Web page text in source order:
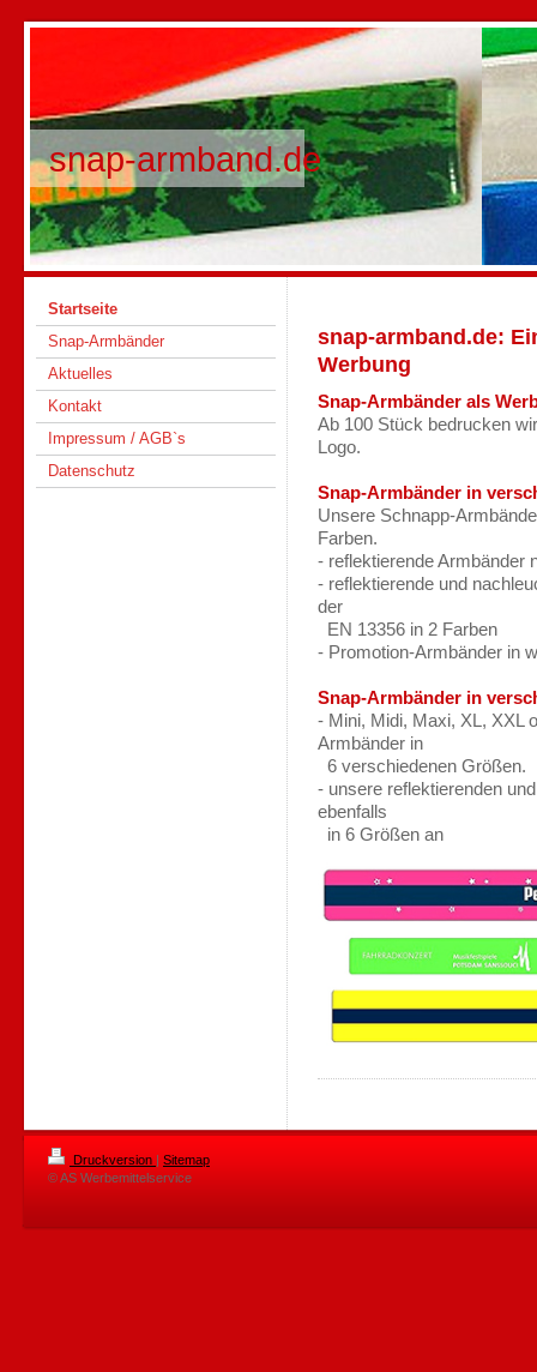
snap-armband.de
Startseite
Snap-Armbänder
Aktuelles
Kontakt
Impressum / AGB`s
Datenschutz
snap-armband.de:
Werbung
Snap-Armbänder als
Ab 100 Stück bedrucken
Logo.
Snap-Armbänder in
Unsere Schnapp-
Farben.
- reflektierende Armbänder
- reflektierende und
der
EN 13356 in 2 Farben
- Promotion-Armbänder in
Snap-Armbänder in
- Mini, Midi, Maxi, XL, XXL
Armbänder in
6 verschiedenen Größen.
- unsere reflektierenden
ebenfalls
in 6 Größen an
Druckversion | Sitemap
© AS Werbemittelservice